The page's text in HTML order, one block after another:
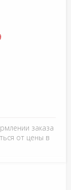
заказа
от цены в